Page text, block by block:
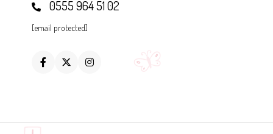
0555 964 51 02
[email protected]